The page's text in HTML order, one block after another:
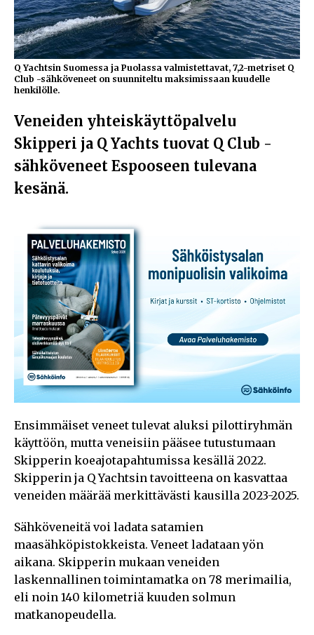
Q Yachtsin Suomessa ja Puolassa valmistettavat, 7,2-metriset Q
Club -sähköveneet on suunniteltu maksimissaan kuudelle
henkilölle.
Veneiden yhteiskäyttöpalvelu
Skipperi ja Q Yachts tuovat Q Club -
sähköveneet Espooseen tulevana
kesänä.
Ensimmäiset veneet tulevat aluksi pilottiryhmän
käyttöön, mutta veneisiin pääsee tutustumaan
Skipperin koeajotapahtumissa kesällä 2022.
Skipperin ja Q Yachtsin tavoitteena on kasvattaa
veneiden määrää merkittävästi kausilla 2023-2025.
Sähköveneitä voi ladata satamien
maasähköpistokkeista. Veneet ladataan yön
aikana. Skipperin mukaan veneiden
laskennallinen toimintamatka on 78 merimailia,
eli noin 140 kilometriä kuuden solmun
matkanopeudella.